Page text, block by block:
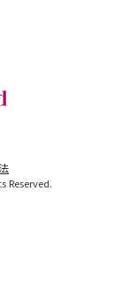
Reserved.